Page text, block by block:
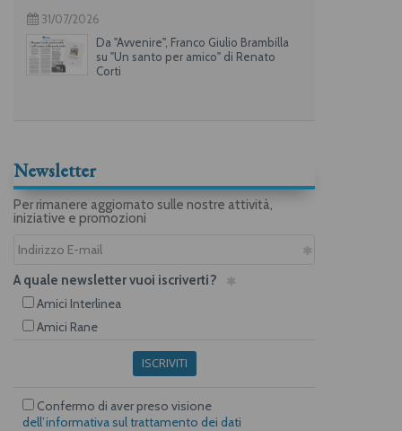
31/07/2026
Da "Avvenire", Franco Giulio Brambilla
su "Un santo per amico" di Renato
Corti
Newsletter
Per rimanere aggiornato sulle nostre attività,
iniziative e promozioni
A quale newsletter vuoi iscriverti?
Amici Interlinea
Amici Rane
ISCRIVITI
Confermo di aver preso visione
dell’informativa sul trattamento dei dati